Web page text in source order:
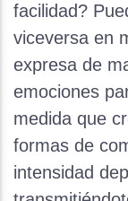
facilidad?
viceversa en
expresa de
emociones
medida que
formas de
intensidad